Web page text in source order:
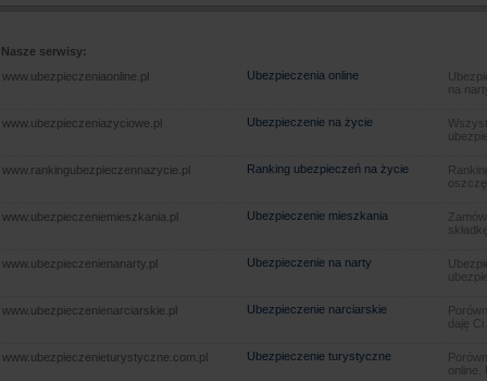
Nasze serwisy:
www.ubezpieczeniaonline.pl
Ubezpieczenia online
na
www.ubezpieczeniazyciowe.pl Ubezpieczenie na życie
www.rankingubezpieczennazycie.pl Ranking ubezpieczeń na życie
www.ubezpieczeniemieszkania.pl Ubezpieczenie mieszkania
www.ubezpieczenienanarty.pl Ubezpieczenie na narty
www.ubezpieczenienarciarskie.pl Ubezpieczenie narciarskie
daję
www.ubezpieczenieturystyczne.com.pl Ubezpieczenie turystyczne